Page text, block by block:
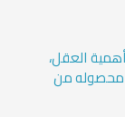
العقل،
محصوله من